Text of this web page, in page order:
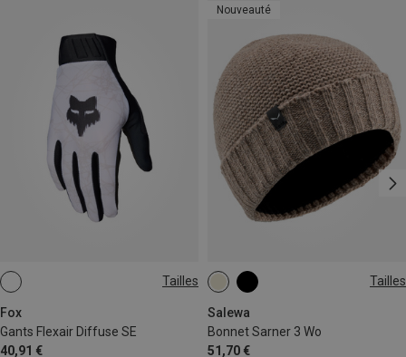
Tailles
Fox
Gants Flexair Diffuse SE
40,91 €
S
Nouveauté
Tailles
Salewa
Bonnet Sarner 3 Wo
51,70 €
ONE SIZE